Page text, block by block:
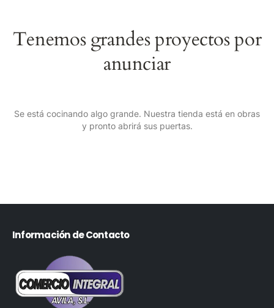
Tenemos grandes proyectos por
anunciar
Se está cocinando algo grande. Nuestra tienda está en obras
y pronto abrirá sus puertas.
Información de Contacto